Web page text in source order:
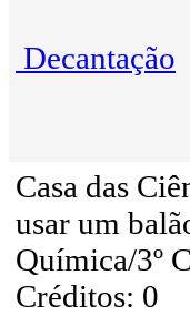
Decantação
Casa das
usar um
Química/3º
Créditos: 0